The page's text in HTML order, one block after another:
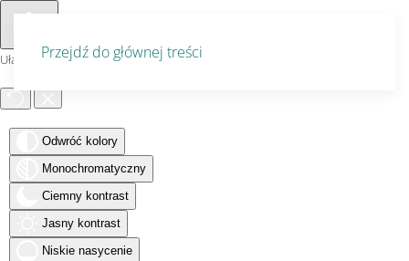
Ułatwienia dostępu
Odwróć kolory
Monochromatyczny
Ciemny kontrast
Jasny kontrast
Niskie nasycenie
Przejdź do głównej treści